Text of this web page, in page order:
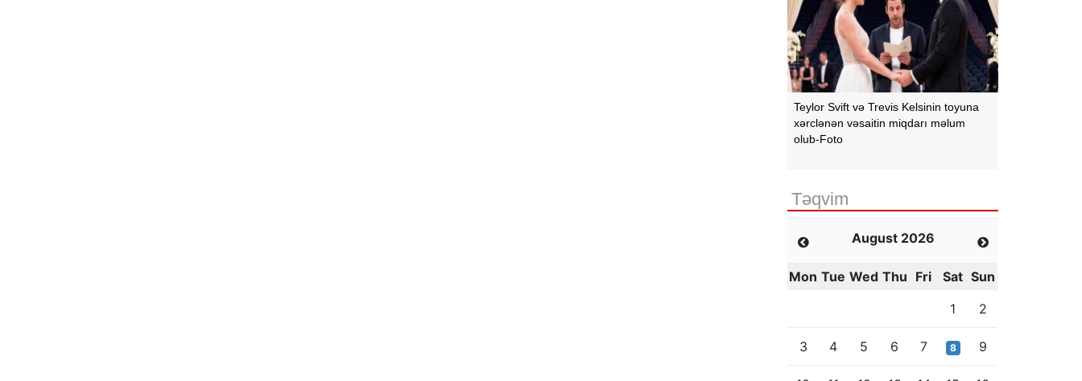
Teylor Svift və Trevis Kelsinin toyuna
xərclənən vəsaitin miqdarı məlum
olub-Foto
Təqvim
August 2026
Mon Tue Wed Thu Fri Sat Sun
1
2
3 4 5 6 7 8 9